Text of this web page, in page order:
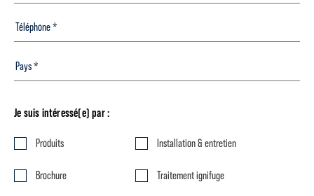
Je suis intéressé(e) par :
Produits Installation & entretien
Brochure Traitement ignifuge